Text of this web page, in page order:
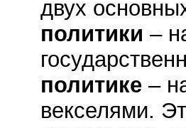
двух
политики –
политике –
векселями.